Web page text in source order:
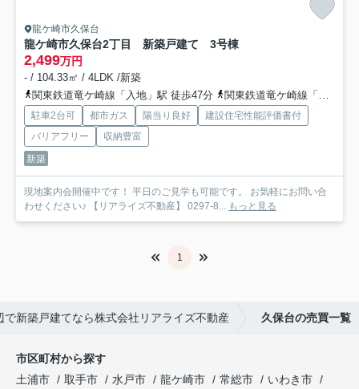
龍ケ崎市久保台
龍ケ崎市久保台2丁目 新築戸建て 3号棟
2,499万円
- / 104.33㎡ / 4LDK /新築
関東鉄道竜ケ崎線「入地」駅 徒歩47分
関東鉄道竜ケ崎線「竜ヶ崎」駅 徒歩48分
駐車2台可 都市ガス 陽当り良好
建設住宅性能評価書付
バリアフリー
収納豊富
新築
現地案内会開催中です！ 平日のご見学も可能です。 お気軽にお問い合
わせください♪ 【リアライズ不動産】 0297-8... もっと見る
1
で新築戸建てなら株式会社リアライズ不動産 久保台の売買一覧
市区町村から探す
土浦市
取手市 水戸市 龍ケ崎市 常総市
いわき市